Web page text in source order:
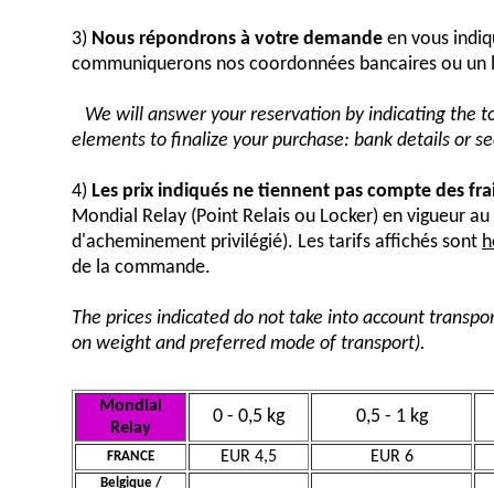
3) Nous répondrons à votre demande en vous
communiquerons nos coordonnées bancaires ou
We will answer your reservation by indicating the
elements to finalize your purchase: bank details or
4) Les prix indiqués ne tiennent pas compte des
Mondial Relay (Point Relais ou Locker) en vigueur
d'acheminement privilégié). Les tarifs affichés sont
de la commande.
The prices indicated do not take into account
on weight and preferred mode of transport).
Mondial
Relay
0 - 0,5 kg 0,5 - 1 kg
FRANCE EUR 4,5 EUR 6
Belgique /